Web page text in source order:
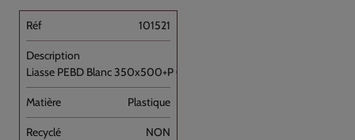
101521
Liasse PEBD Blanc 350x500+P OD [...]
Plastique
NON